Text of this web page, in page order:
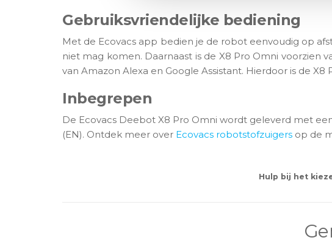
Gebruiksvriendelijke bediening
Met de Ecovacs app bedien je de robot eenvoudig op
niet mag komen. Daarnaast is de X8 Pro Omni voorzien
van Amazon Alexa en Google Assistant. Hierdoor is de
Inbegrepen
De Ecovacs Deebot X8 Pro Omni wordt geleverd met
(EN). Ontdek meer over Ecovacs robotstofzuigers op de
Hulp bij het